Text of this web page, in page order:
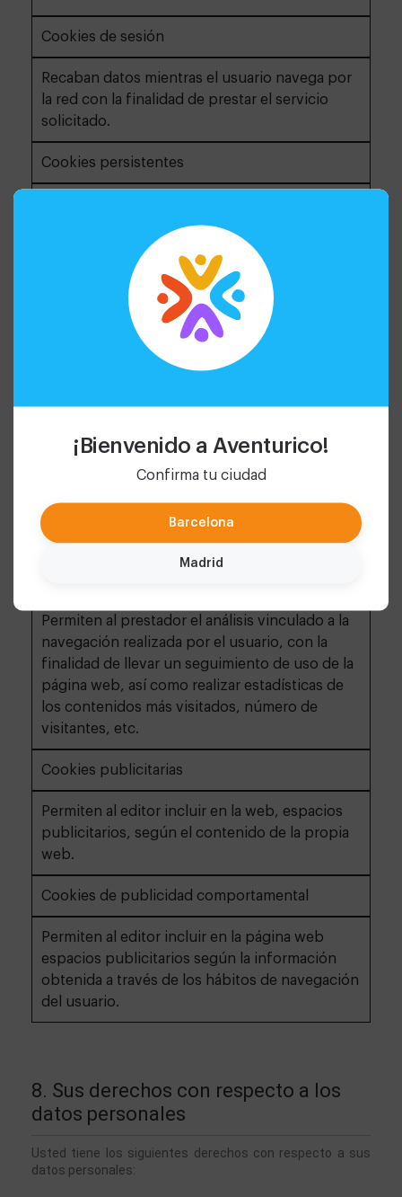
¡Bienvenido a Aventurico!
Confirma tu ciudad
Barcelona
Madrid
Cookies de sesión
Recaban datos mientras el usuario navega por
la red con la finalidad de prestar el servicio
solicitado.
Cookies persistentes
obtenida, será utilizada por el responsable de
la cookie con la finalidad de prestar el servicio
SEGÚN SU FINALIDAD
Cookies técnicas
Cookies de personalización
Permiten al usuario las características (idioma)
para la navegación por la website
Permiten al prestador el análisis vinculado a la
navegación realizada por el usuario, con la
finalidad de llevar un seguimiento de uso de la
página web, así como realizar estadísticas de
los contenidos más visitados, número de
visitantes, etc.
Cookies publicitarias
Permiten al editor incluir en la web, espacios
publicitarios, según el contenido de la propia
web.
Cookies de publicidad comportamental
Permiten al editor incluir en la página web
espacios publicitarios según la información
obtenida a través de los hábitos de navegación
del usuario.
8. Sus derechos con respecto a los
datos personales
Usted tiene los siguientes derechos con respecto a sus
datos personales: